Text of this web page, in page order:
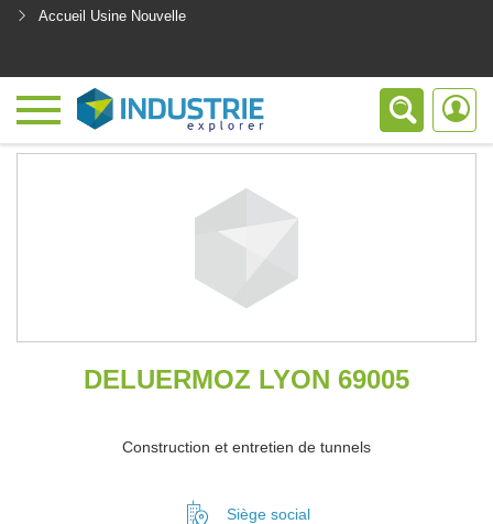
Accueil Usine Nouvelle
DELUERMOZ LYON 69005
Construction et entretien de tunnels
Siège social